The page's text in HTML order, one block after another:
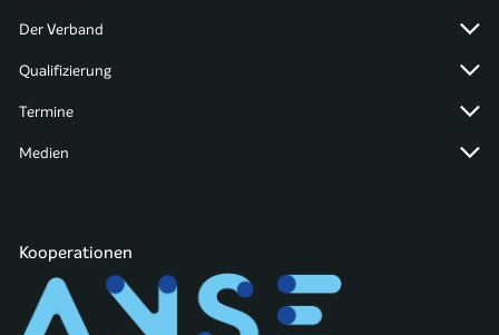
Der Verband
Qualifizierung
Termine
Medien
Kooperationen